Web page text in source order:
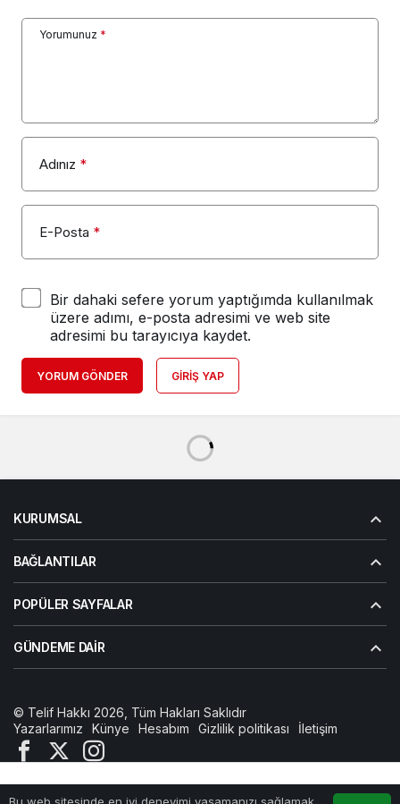
Yorumunuz *
Adınız *
E-Posta *
Bir dahaki sefere yorum yaptığımda kullanılmak
üzere adımı, e-posta adresimi ve web site
adresimi bu tarayıcıya kaydet.
YORUM GÖNDER GIRIŞ YAP
Bu web sitesinde en iyi deneyimi yaşamanızı sağlamak
KURUMSAL
BAĞLANTILAR
POPÜLER SAYFALAR
GÜNDEME DAIR
© Telif Hakkı 2026, Tüm Hakları Saklıdır
Yazarlarımız
Künye Hesabım Gizlilik politikası İletişim